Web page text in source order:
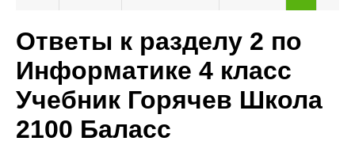
Ответы к разделу 2 по
Информатике 4 класс
Учебник Горячев Школа
2100 Баласс